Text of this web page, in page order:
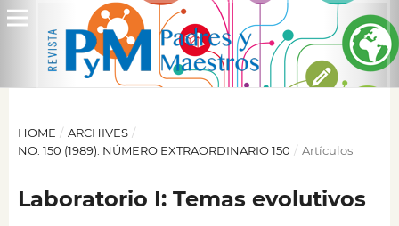
HOME / ARCHIVES /
NO. 150 (1989): NÚMERO EXTRAORDINARIO 150 / Artículos
Laboratorio I: Temas evolutivos